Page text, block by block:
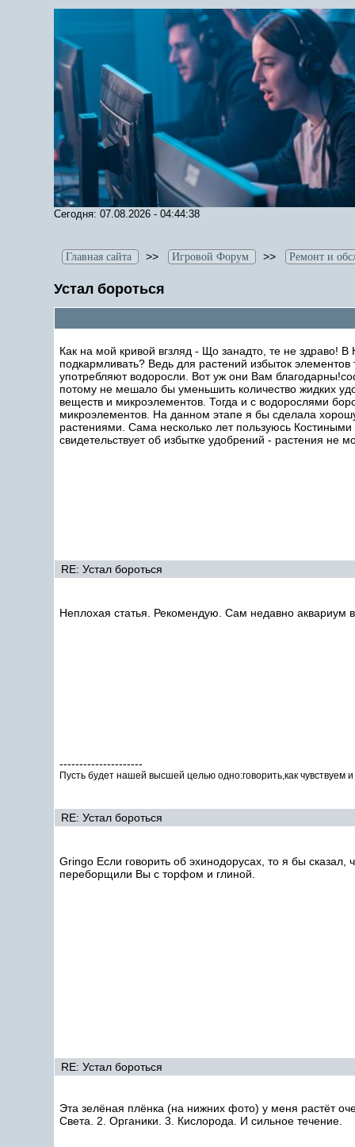
Сегодня: 07.08.2026 - 04:44:38
Главная сайта >> Игровой Форум >> Ремонт и
Устал бороться
Как на мой кривой вгзляд - Що занадто, те не здраво!
подкармливать? Ведь для растений избыток
употребляют водоросли. Вот уж они Вам
потому не мешало бы уменьшить количество жидких
веществ и микроэлементов. Тогда и с водорослями
микроэлементов. На данном этапе я бы сделала
растениями. Сама несколько лет пользуюсь
свидетельствует об избытке удобрений - растения не
RE: Устал бороться
Неплохая статья. Рекомендую. Сам недавно аквариум
---------------------
Пусть будет нашей высшей целью одно:говорить,как чувствуем
RE: Устал бороться
Gringo Если говорить об эхинодорусах, то я бы
переборщили Вы с торфом и глиной.
RE: Устал бороться
Эта зелёная плёнка (на нижних фото) у меня растёт
Света. 2. Органики. 3. Кислорода. И сильное течение.